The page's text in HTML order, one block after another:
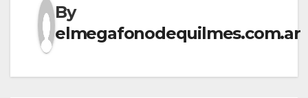
By
elmegafonodequilmes.com.ar